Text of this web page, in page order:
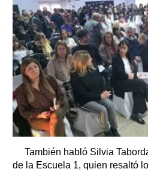
También habló Silvia
de la Escuela 1, quien resaltó